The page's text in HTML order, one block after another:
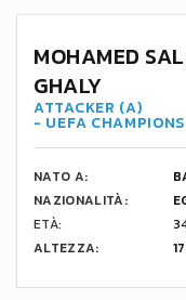
MOHAMED
GHALY
ATTACKER (A)
- UEFA
NATO A:
NAZIONALITÀ:
ETÀ:
ALTEZZA: